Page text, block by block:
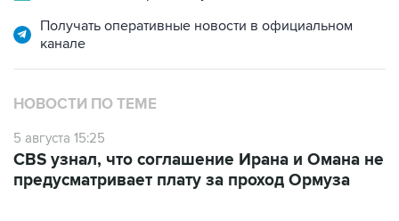
НОВОСТИ ПО ТЕМЕ
5 августа 15:25
предусматривает плату за проход Ормуза